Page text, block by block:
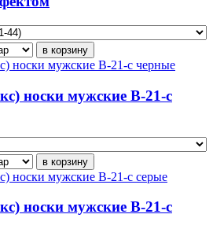
носки мужские В-21-с
носки мужские В-21-с